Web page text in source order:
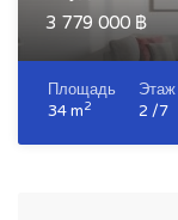
3 779 000 ฿
Площадь
34 m2
Этаж
2 /7